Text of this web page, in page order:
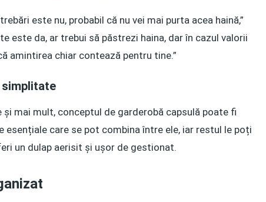
este nu, probabil că nu vei mai purta acea haină,”
este da, ar trebui să păstrezi haina, dar în cazul valorii
amintirea chiar contează pentru tine.”
simplitate
mai mult, conceptul de garderobă capsulă poate fi
esențiale care se pot combina între ele, iar restul le poți
un dulap aerisit și ușor de gestionat.